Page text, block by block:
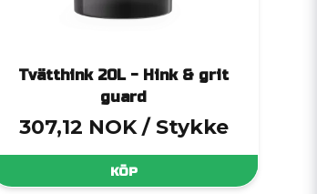
Tvätthink 20L - Hink & grit
guard
307,12 NOK / Stykke
KÖP